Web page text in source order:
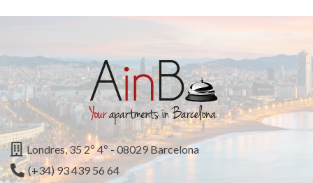
Londres, 35 2º 4º - 08029 Barcelona
(+34) 93 439 56 64